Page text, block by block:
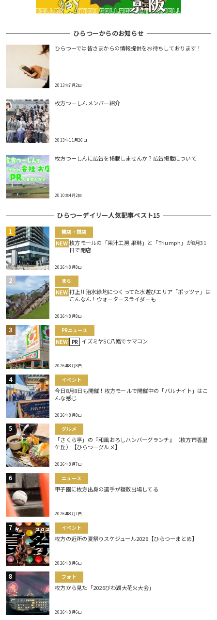
ひらつーからのお知らせ
ひらつーでは皆さまからの情報提供をお待ちしております！
2013年7月2日
枚方つーしんメンバー紹介
2013年11月26日
枚方つーしんに広告を掲載しませんか？広告掲載について
2010年4月2日
ひらつーデイリー人気記事ベスト15
開店・閉店
NEW 枚方モールの「果汁工房 果琳」と「Triumph」が8月31
日で閉店
2026年8月8日
まち
NEW 打上川治水緑地につくってた水遊びエリア「ポッツァ」は
こんなん！ウォータースライダーも
2026年8月8日
PRニュース
NEW PR イズミヤSC八幡でサマコン
2026年8月8日
イベント
今日8月8日も開催！枚方モールで開催中の「バルナイト」はこ
んな感じ
2026年8月8日
グルメ
「さくら亭」の『和風おろしハンバーグランチ』（枚方市香里
ケ丘）【ひらつーグルメ】
2026年8月7日
ニュース
甲子園に枚方出身の選手が複数出場してる
2026年8月7日
イベント
枚方の近所の夏祭りスケジュール2026【ひらつーまとめ】
2026年8月6日
フォト
枚方から見た「2026びわ湖大花火大会」
2026年8月6日